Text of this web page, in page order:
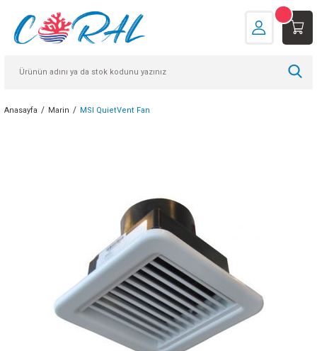
Anasayfa Marin MSI QuietVent Fan